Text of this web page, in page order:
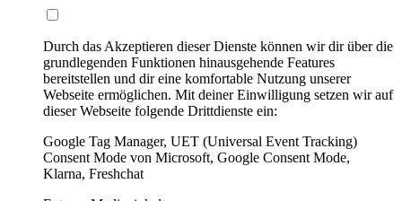
Durch das Akzeptieren dieser Dienste können wir dir über die
grundlegenden Funktionen hinausgehende Features
bereitstellen und dir eine komfortable Nutzung unserer
Webseite ermöglichen. Mit deiner Einwilligung setzen wir auf
dieser Webseite folgende Drittdienste ein:
Google Tag Manager, UET (Universal Event Tracking)
Consent Mode von Microsoft, Google Consent Mode,
Klarna, Freshchat